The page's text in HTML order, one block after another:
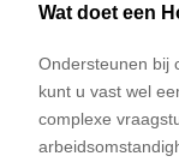
Wat doet een
Ondersteunen bij
kunt u vast wel
complexe